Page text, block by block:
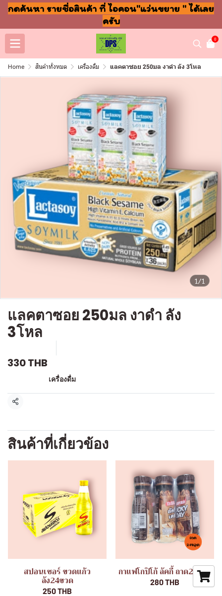
กดค้นหา รายชื่อสินค้า ที่ ไอคอน"แว่นขยาย " ได้เลย
ครับ
0
Home สินค้าทั้งหมด เครื่องดื่ม แลคตาซอย 250มล งาดำ ลัง 3โหล
1/1
แลคตาซอย 250มล งาดำ ลัง
3โหล
330 THB
เครื่องดื่ม
แชร์
สินค้าที่เกี่ยวข้อง
สปอนเซอร์ ขวดแก้ว
ลัง24ขวด
250 THB
กาแฟโกปิโก้ ลัคกี้ ถาด24ขวด
280 THB